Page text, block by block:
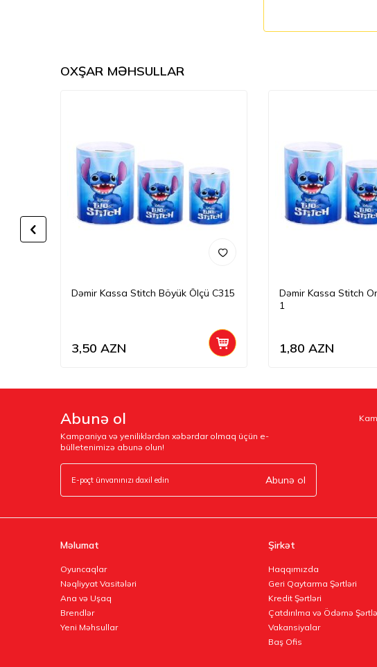
OXŞAR MƏHSULLAR
Dəmir Kassa Stitch Böyük Ölçü C315
3,50 AZN
Dəmir Kassa Stitch
1
1,80 AZN
Abunə ol
Kampaniya və yeniliklərdən xəbərdar olmaq üçün e-
bülletenimizə abunə olun!
Abunə ol
Məlumat
Oyuncaqlar
Nəqliyyat Vasitələri
Ana və Uşaq
Brendlər
Yeni Məhsullar
Şirkət
Haqqımızda
Geri Qaytarma Şərtləri
Kredit Şərtləri
Çatdırılma və Ödəmə
Vakansiyalar
Baş Ofis